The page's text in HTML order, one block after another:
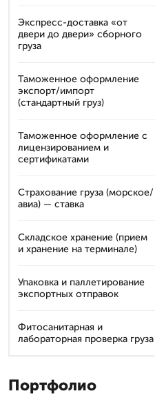
Экспресс-доставка «от
двери до двери» сборного
груза
Таможенное оформление
экспорт/импорт
(стандартный груз)
Таможенное оформление с
лицензированием и
сертификатами
Страхование груза (морское/
авиа) — ставка
Складское хранение (прием
и хранение на терминале)
Упаковка и паллетирование
экспортных отправок
Фитосанитарная и
лабораторная проверка груза
Портфолио